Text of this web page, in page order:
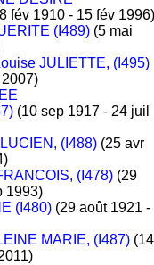
fév 1910 - 15 fév 1996)
(I489)(5 mai
JULIETTE, (I495)
(10 sep 1917 - 24 juil
(I488)(25 avr
(I478)(29
1993)
(I480)(29 août 1921 -
MARIE, (I487)(14